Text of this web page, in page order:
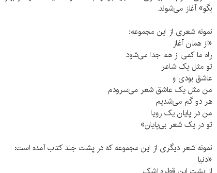
بگو» آغاز می‌شوند.
نمونه شعری از این مجموعه:
«از همان آغاز
راه ما کمی از هم جدا می‌شود
تو مثل یک شاعر
عاشق بودی و
من مثل یک عاشق شعر می‌سرودم
هر دو گم می‌شدیم
من در پایان یک رویا
تو در یک شعر بی‌پایان»
نمونه شعر دیگری از این مجموعه که در پشت جلد کتاب آمده است:
«دنیا